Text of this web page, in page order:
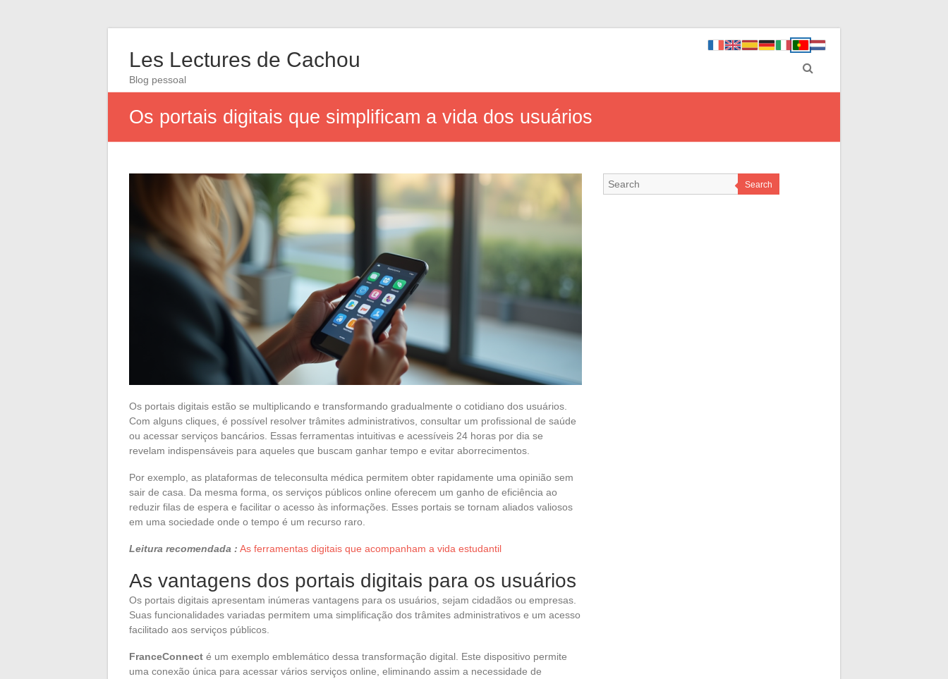
Les Lectures de Cachou
Blog pessoal
Os portais digitais que simplificam a vida dos usuários
Os portais digitais estão se multiplicando e transformando gradualmente o cotidiano dos usuários.
Com alguns cliques, é possível resolver trâmites administrativos, consultar um profissional de saúde
ou acessar serviços bancários. Essas ferramentas intuitivas e acessíveis 24 horas por dia se
revelam indispensáveis para aqueles que buscam ganhar tempo e evitar aborrecimentos.
Por exemplo, as plataformas de teleconsulta médica permitem obter rapidamente uma opinião sem
sair de casa. Da mesma forma, os serviços públicos online oferecem um ganho de eficiência ao
reduzir filas de espera e facilitar o acesso às informações. Esses portais se tornam aliados valiosos
em uma sociedade onde o tempo é um recurso raro.
Leitura recomendada : As ferramentas digitais que acompanham a vida estudantil
As vantagens dos portais digitais para os usuários
Os portais digitais apresentam inúmeras vantagens para os usuários, sejam cidadãos ou empresas.
Suas funcionalidades variadas permitem uma simplificação dos trâmites administrativos e um acesso
facilitado aos serviços públicos.
FranceConnect é um exemplo emblemático dessa transformação digital. Este dispositivo permite
uma conexão única para acessar vários serviços online, eliminando assim a necessidade de
Search